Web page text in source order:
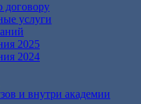
договору
услуги
2025
2024
и внутри академии